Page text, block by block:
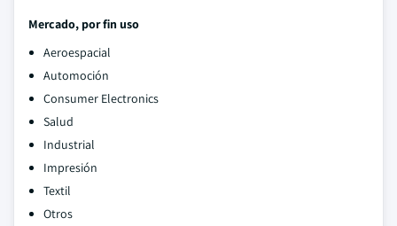
Mercado, por fin uso
Aeroespacial
Automoción
Consumer Electronics
Salud
Industrial
Impresión
Textil
Otros